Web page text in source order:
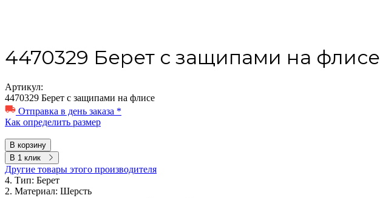
4470329 Берет с защипами на флисе
Артикул:
4470329 Берет с защипами на флисе
Отправка в день заказа *
Как определить размер
В корзину
В 1 клик
Другие товары этого производителя
4. Тип: Берет
2. Материал: Шерсть